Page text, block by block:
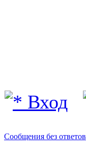
Вход
Сообщения без ответов